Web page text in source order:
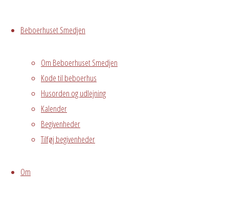
Beboerhuset Smedjen
Om Beboerhuset Smedjen
Kode til beboerhus
Husorden og udlejning
Kalender
Begivenheder
Tilføj begivenheder
Om